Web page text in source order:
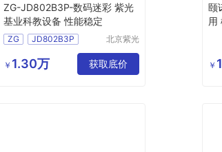
ZG-JD802B3P-数码迷彩 紫光
基业科教设备 性能稳定
ZG
JD802B3P
北京紫光
设备制造
有限公司
￥ 1.30万 获取底价
颐
用
￥